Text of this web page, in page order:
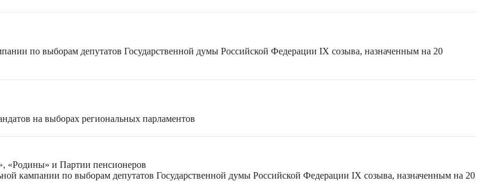
по выборам депутатов Государственной думы Российской Федерации IX созыва, назначенным на 20
на выборах региональных парламентов
«Родины» и Партии пенсионеров
кампании по выборам депутатов Государственной думы Российской Федерации IX созыва, назначенным на 20